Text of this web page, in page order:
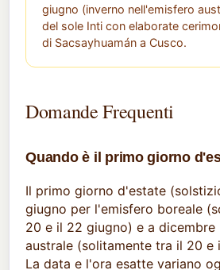
giugno (inverno nell'emisfero
del sole Inti con elaborate
di Sacsayhuamán a Cusco.
Domande Frequenti
Quando è il primo giorno
Il primo giorno d'estate
giugno per l'emisfero boreale
20 e il 22 giugno) e a dicembre
australe (solitamente tra il 20 e
La data e l'ora esatte variano